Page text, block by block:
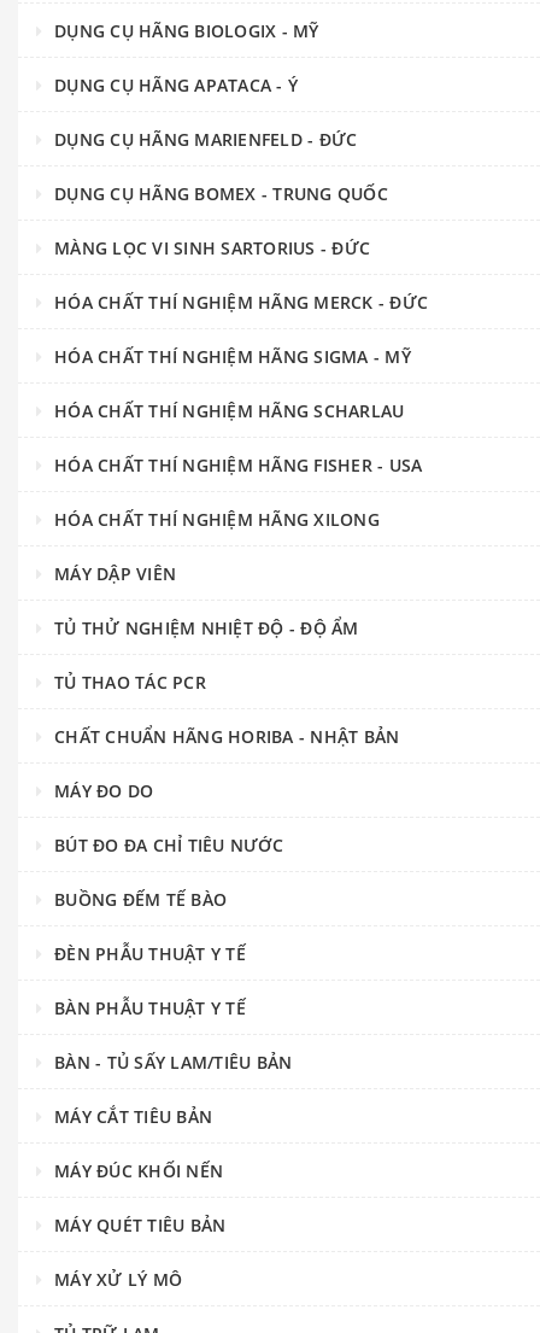
DỤNG CỤ HÃNG BIOLOGIX - MỸ
DỤNG CỤ HÃNG APATACA - Ý
DỤNG CỤ HÃNG MARIENFELD - ĐỨC
DỤNG CỤ HÃNG BOMEX - TRUNG QUỐC
MÀNG LỌC VI SINH SARTORIUS - ĐỨC
HÓA CHẤT THÍ NGHIỆM HÃNG MERCK - ĐỨC
HÓA CHẤT THÍ NGHIỆM HÃNG SIGMA - MỸ
HÓA CHẤT THÍ NGHIỆM HÃNG SCHARLAU
HÓA CHẤT THÍ NGHIỆM HÃNG FISHER - USA
HÓA CHẤT THÍ NGHIỆM HÃNG XILONG
MÁY DẬP VIÊN
TỦ THỬ NGHIỆM NHIỆT ĐỘ - ĐỘ ẨM
TỦ THAO TÁC PCR
CHẤT CHUẨN HÃNG HORIBA - NHẬT BẢN
MÁY ĐO DO
BÚT ĐO ĐA CHỈ TIÊU NƯỚC
BUỒNG ĐẾM TẾ BÀO
ĐÈN PHẪU THUẬT Y TẾ
BÀN PHẪU THUẬT Y TẾ
BÀN - TỦ SẤY LAM/TIÊU BẢN
MÁY CẮT TIÊU BẢN
MÁY ĐÚC KHỐI NẾN
MÁY QUÉT TIÊU BẢN
MÁY XỬ LÝ MÔ